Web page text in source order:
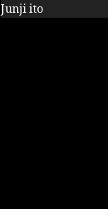
Junji ito